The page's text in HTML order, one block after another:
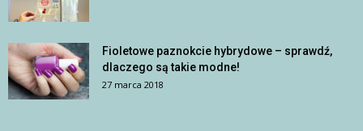
Fioletowe paznokcie hybrydowe – sprawdź,
dlaczego są takie modne!
27 marca 2018